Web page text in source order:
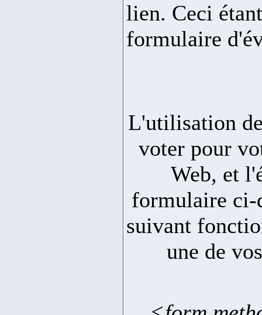
lien. Ceci
formulaire
L'utilisation
voter pour
Web, et
formulaire ci-
suivant
une de